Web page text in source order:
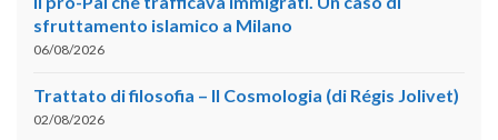
sfruttamento islamico a Milano
06/08/2026
Trattato di filosofia – II Cosmologia (di Régis Jolivet)
02/08/2026